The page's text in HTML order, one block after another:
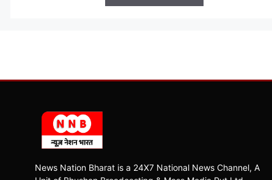
News Nation Bharat is a 24X7 National News Channel, A